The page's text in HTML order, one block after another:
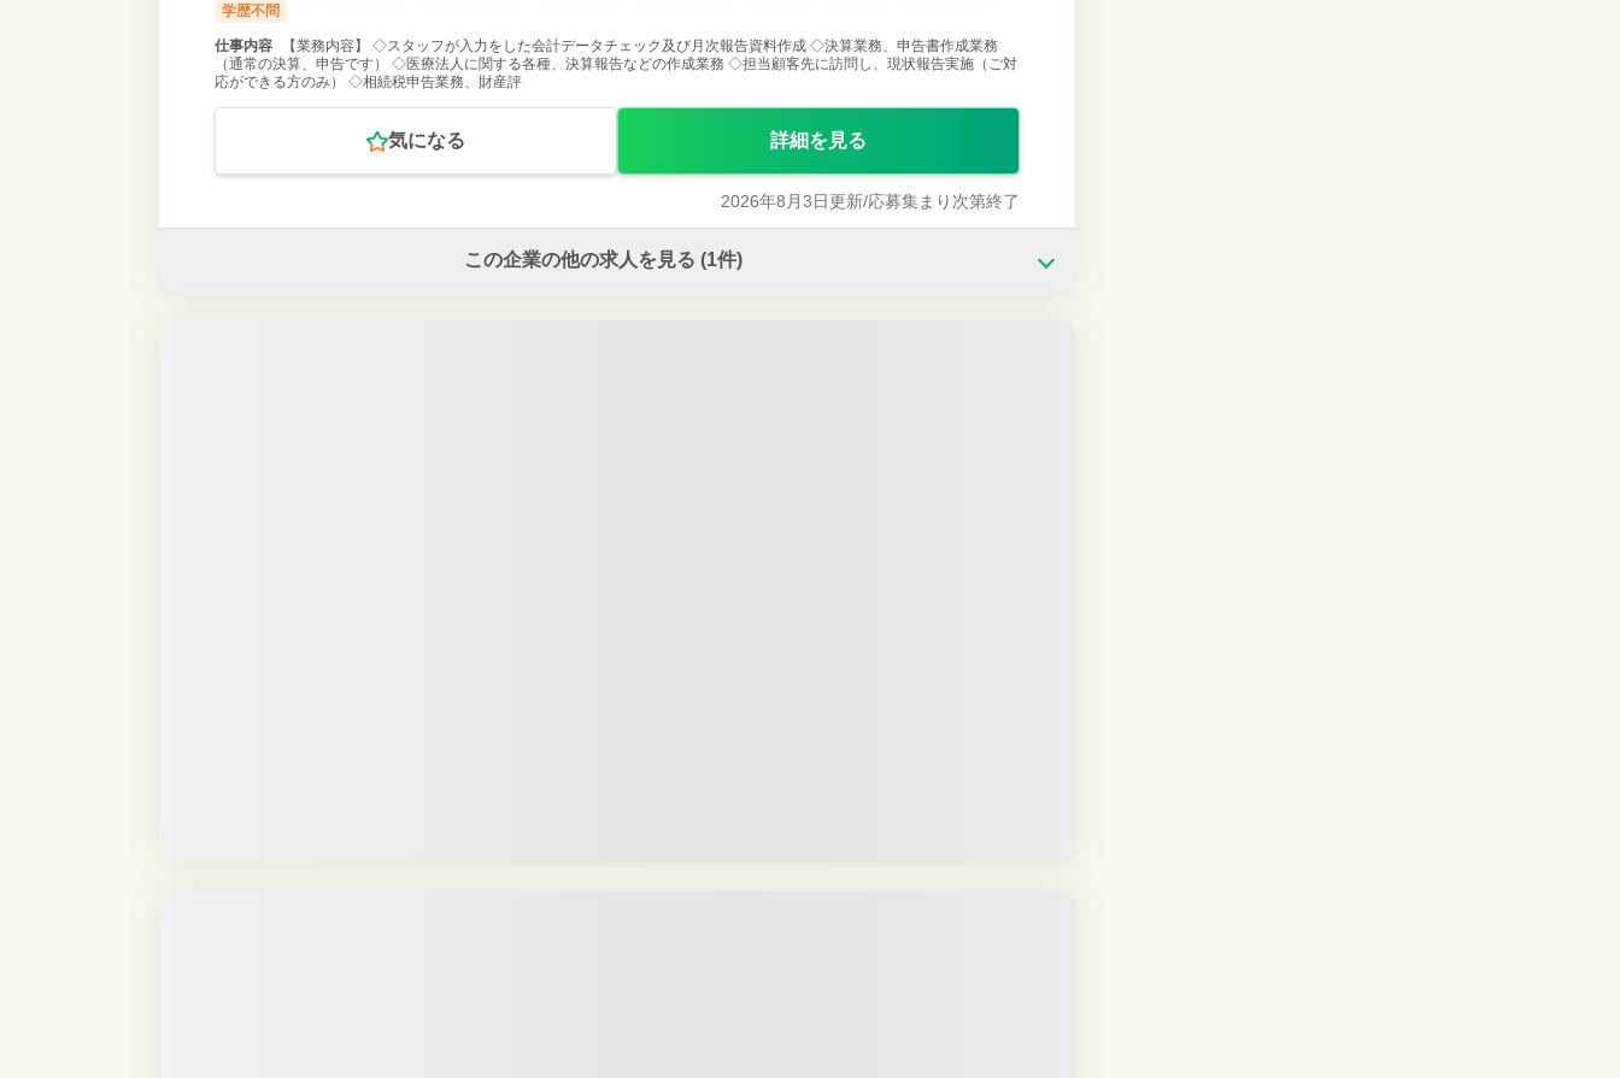
学歴不問
仕事内容
【業務内容】 ◇スタッフが入力をした会計データチェック及び月次報告資料作成 ◇決算業務、申告書作成業務
（通常の決算、申告です） ◇医療法人に関する各種、決算報告などの作成業務 ◇担当顧客先に訪問し、現状報告実施（ご対
応ができる方のみ） ◇相続税申告業務、財産評
気になる 詳細を見る
2026年8月3日更新/応募集まり次第終了
この企業の他の求人を見る (1件)